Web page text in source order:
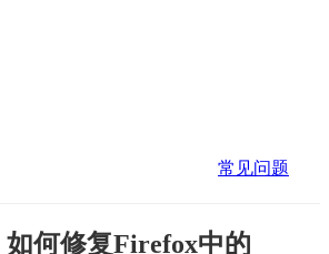
常见问题
如何修复Firefox中的